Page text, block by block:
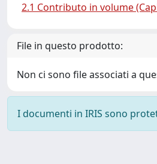
2.1 Contributo in volume
File in questo prodotto:
Non ci sono file associati a
I documenti in IRIS sono